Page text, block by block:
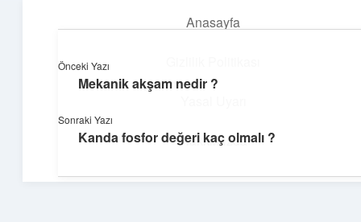
Anasayfa
Hakkımızda
Yapı ve İlham
Yaratıcı projelerle dünyanı inşa et!
Önceki Yazı
Mekanik akşam nedir ?
Sonraki Yazı
Kanda fosfor değeri kaç olmalı ?